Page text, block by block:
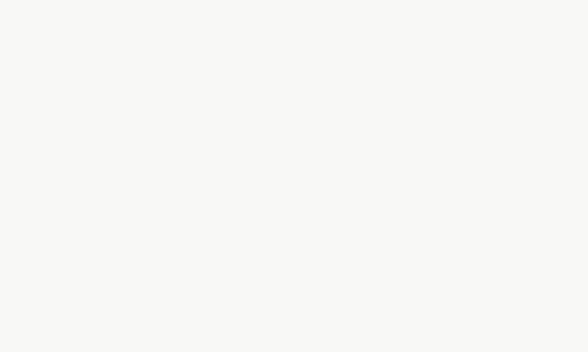
Другие млекопитающие перестают
детского возраста, и уж тем более не